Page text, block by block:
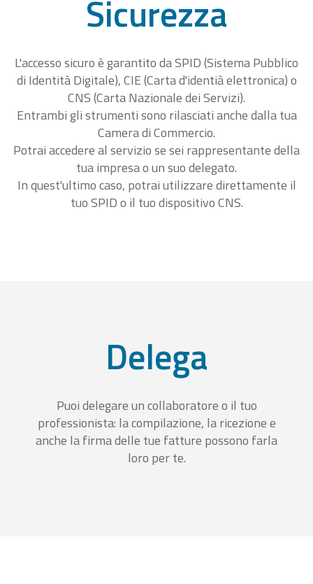
Sicurezza
L'accesso sicuro è garantito da SPID (Sistema Pubblico
di Identità Digitale), CIE (Carta d'identià elettronica) o
CNS (Carta Nazionale dei Servizi).
Entrambi gli strumenti sono rilasciati anche dalla tua
Camera di Commercio.
Potrai accedere al servizio se sei rappresentante della
tua impresa o un suo delegato.
In quest'ultimo caso, potrai utilizzare direttamente il
tuo SPID o il tuo dispositivo CNS.
Delega
Puoi delegare un collaboratore o il tuo
professionista: la compilazione, la ricezione e
anche la firma delle tue fatture possono farla
loro per te.